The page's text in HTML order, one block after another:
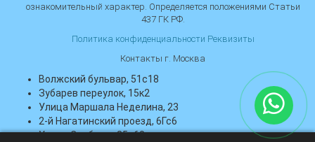
ознакомительный характер. Определяется положениями Статьи
437 ГК РФ.
Политика конфиденциальности Реквизиты
Контакты г. Москва
Волжский бульвар, 51с18
Зубарев переулок, 15к2
Улица Маршала Неделина, 23
2-й Нагатинский проезд, 6Гс6
Улица Свободы, 35с60